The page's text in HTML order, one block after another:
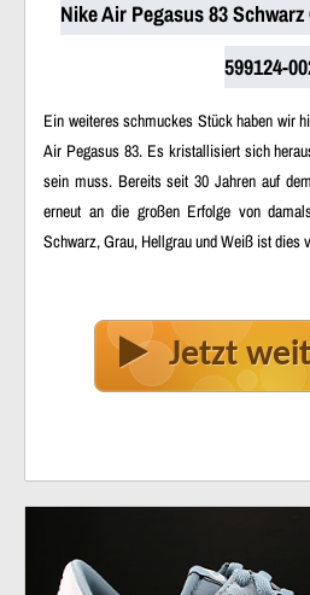
Nike Air Pegasus 83
599124-
Ein weiteres schmuckes Stück haben wir
Air Pegasus 83. Es kristallisiert sich
sein muss. Bereits seit 30 Jahren auf
erneut an die großen Erfolge von
Schwarz, Grau, Hellgrau und Weiß ist dies
Jetzt